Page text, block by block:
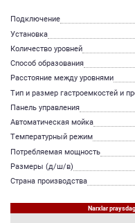
Подключение
Установка
Количество уровней
Способ образования
Расстояние между уровнями
Тип и размер гастроемкостей и
Панель управления
Автоматическая мойка
Температурный режим
Потребляемая мощность
Размеры (д/ш/в)
Страна производства
Narxlar